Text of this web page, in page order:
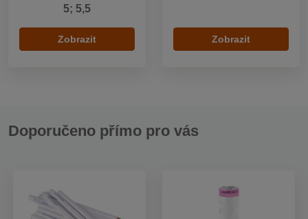
5; 5,5
Zobrazit Zobrazit
Doporučeno přímo pro vás